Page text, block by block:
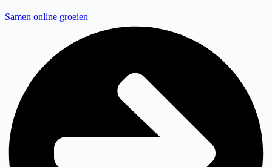
Samen online groeien